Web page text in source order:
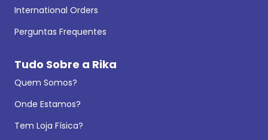
International Orders
Perguntas Frequentes
Tudo Sobre a Rika
Quem Somos?
Onde Estamos?
Tem Loja Física?